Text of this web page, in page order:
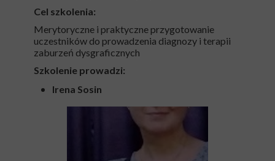
Cel szkolenia:
Merytoryczne i praktyczne przygotowanie
uczestników do prowadzenia diagnozy i terapii
zaburzeń dysgraficznych
Szkolenie prowadzi:
Irena Sosin